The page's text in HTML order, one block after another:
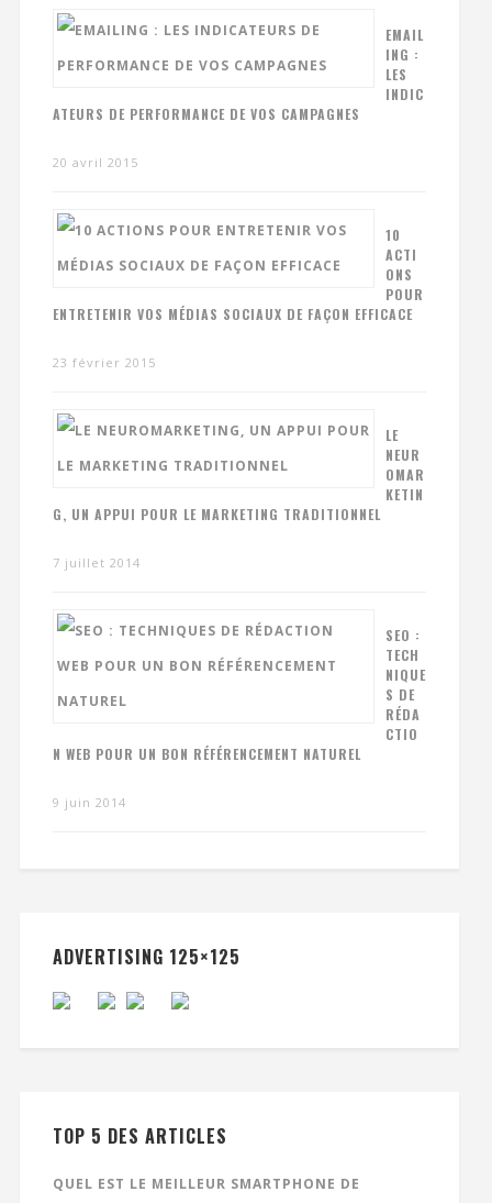
EMAIL
ING :
LES
INDIC
ATEURS DE PERFORMANCE DE VOS CAMPAGNES
20 avril 2015
10
ACTI
ONS
POUR
ENTRETENIR VOS MÉDIAS SOCIAUX DE FAÇON EFFICACE
23 février 2015
LE
NEUR
OMAR
KETIN
G, UN APPUI POUR LE MARKETING TRADITIONNEL
7 juillet 2014
SEO :
TECH
NIQUE
S DE
RÉDA
CTIO
N WEB POUR UN BON RÉFÉRENCEMENT NATUREL
9 juin 2014
ADVERTISING 125×125
TOP 5 DES ARTICLES
QUEL EST LE MEILLEUR SMARTPHONE DE